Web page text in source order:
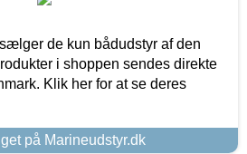
de kun bådudstyr af den
i shoppen sendes direkte
Klik her for at se deres
på Marineudstyr.dk